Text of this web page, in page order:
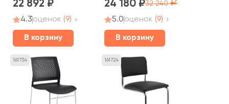
22 892
4.3оценок (9)
В корзину
24 180 32 240
5.0оценок (9)
В корзину
161734 161724